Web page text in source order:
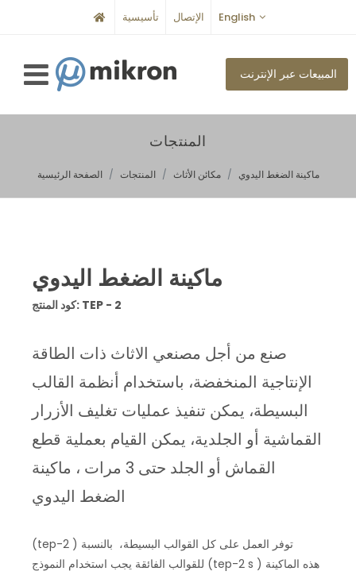
تأسيسية الإتصال English
المبيعات عبر الإنترنت
المنتجات
الصفحة الرئيسية المنتجات مكائن الأثاث ماكينة الضغط اليدوي
ماكينة الضغط اليدوي
كود المنتج: TEP - 2
صنع من أجل مصنعي الاثاث ذات الطاقة
الإنتاجية المنخفضة، باستخدام أنظمة القالب
البسيطة، يمكن تنفيذ عمليات تغليف الأزرار
القماشية أو الجلدية، يمكن القيام بعملية قطع
القماش أو الجلد حتى 3 مرات ، ماكينة
الضغط اليدوي
(tep-2 ) توفر العمل على كل القوالب البسيطة، بالنسبة
للقوالب الفائقة يجب استخدام النموذج (tep-2 s ) هذه الماكينة